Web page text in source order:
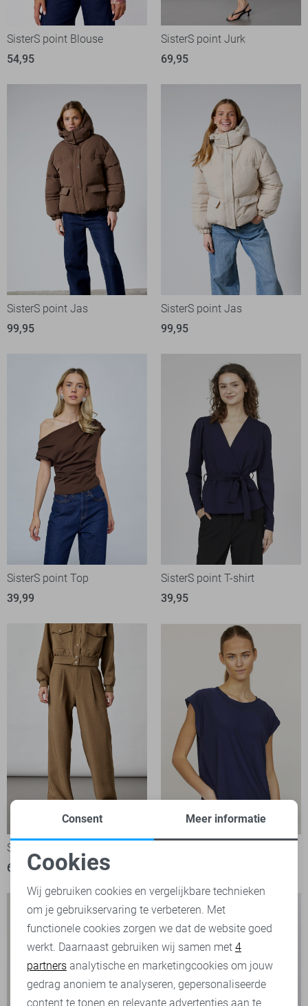
SisterS point Blouse
54,95
SisterS point Jurk
69,95
SisterS point Jas
99,95
SisterS point Jas
99,95
SisterS point Top
39,99
SisterS point T-shirt
39,95
SisterS point Broek
69,95
Noodzakelijke cookies
Personalisatie cookies
Analytische cookies
Marketing cookies
Consent Meer informatie
Cookies
Wij gebruiken cookies en vergelijkbare technieken
om je gebruikservaring te verbeteren. Met
functionele cookies zorgen we dat de website goed
werkt. Daarnaast gebruiken wij samen met 4
partners analytische en marketingcookies om jouw
gedrag anoniem te analyseren, gepersonaliseerde
content te tonen en relevante advertenties aan te